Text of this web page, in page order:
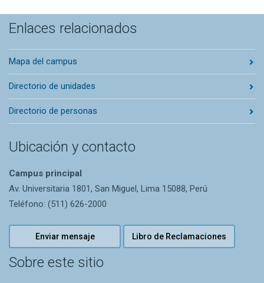
Enlaces relacionados
Mapa del campus
Directorio de unidades
Directorio de personas
Ubicación y contacto
Campus principal
Av. Universitaria 1801, San Miguel, Lima 15088, Perú
Teléfono: (511) 626-2000
Enviar mensaje Libro de Reclamaciones
Sobre este sitio